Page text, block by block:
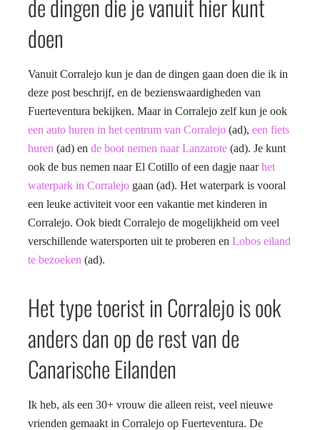
de dingen die je vanuit hier kunt
doen
Vanuit Corralejo kun je dan de dingen gaan doen die ik in
deze post beschrijf, en de bezienswaardigheden van
Fuerteventura bekijken. Maar in Corralejo zelf kun je ook
een auto huren in het centrum van Corralejo (ad), een fiets
huren (ad) en de boot nemen naar Lanzarote (ad). Je kunt
ook de bus nemen naar El Cotillo of een dagje naarhet
waterpark in Corralejo gaan (ad). Het waterpark is vooral
een leuke activiteit voor een vakantie met kinderen in
Corralejo. Ook biedt Corralejo de mogelijkheid om veel
verschillende watersporten uit te proberen en Lobos eiland
te bezoeken (ad).
Het type toerist in Corralejo is ook
anders dan op de rest van de
Canarische Eilanden
Ik heb, als een 30+ vrouw die alleen reist, veel nieuwe
vrienden gemaakt in Corralejo op Fuerteventura. De